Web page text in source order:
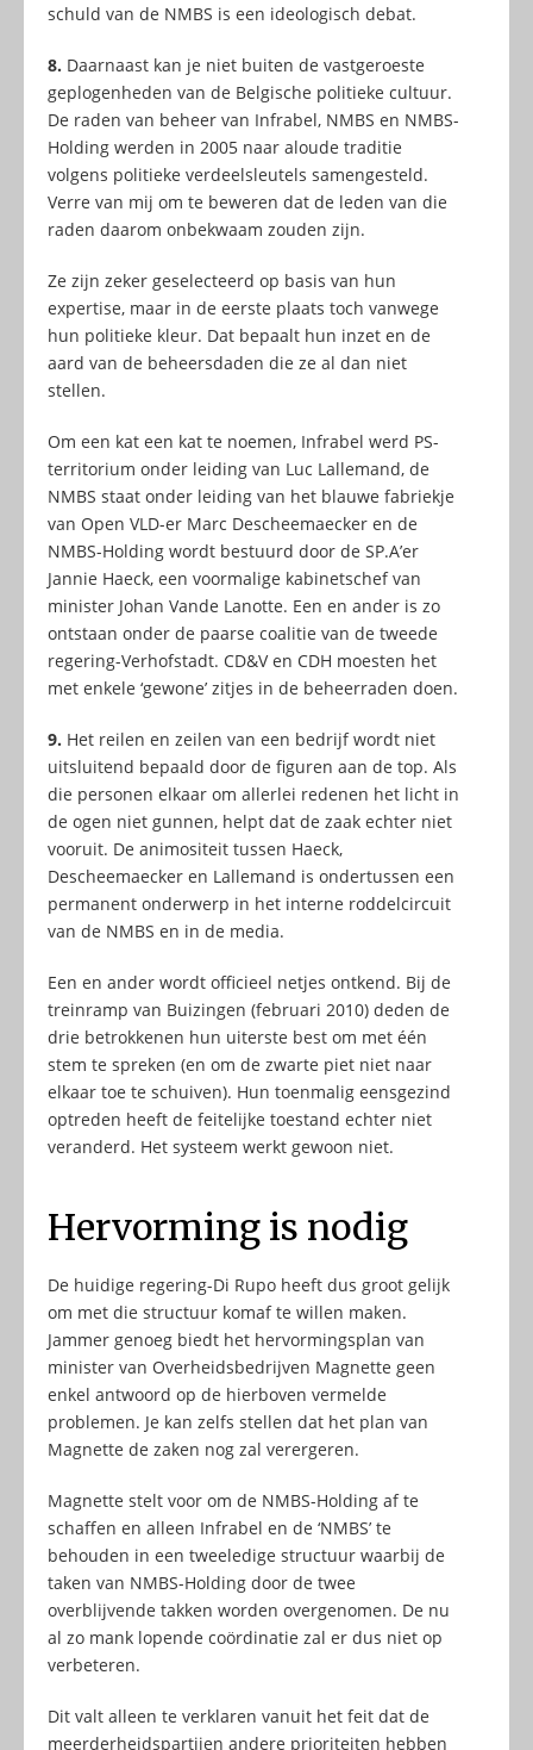
schuld van de NMBS is een ideologisch debat.
8. Daarnaast kan je niet buiten de vastgeroeste
geplogenheden van de Belgische politieke cultuur.
De raden van beheer van Infrabel, NMBS en NMBS-
Holding werden in 2005 naar aloude traditie
volgens politieke verdeelsleutels samengesteld.
Verre van mij om te beweren dat de leden van die
raden daarom onbekwaam zouden zijn.
Ze zijn zeker geselecteerd op basis van hun
expertise, maar in de eerste plaats toch vanwege
hun politieke kleur. Dat bepaalt hun inzet en de
aard van de beheersdaden die ze al dan niet
stellen.
Om een kat een kat te noemen, Infrabel werd PS-
territorium onder leiding van Luc Lallemand, de
NMBS staat onder leiding van het blauwe fabriekje
van Open VLD-er Marc Descheemaecker en de
NMBS-Holding wordt bestuurd door de SP.A’er
Jannie Haeck, een voormalige kabinetschef van
minister Johan Vande Lanotte. Een en ander is zo
ontstaan onder de paarse coalitie van de tweede
regering-Verhofstadt. CD&V en CDH moesten het
met enkele ‘gewone’ zitjes in de beheerraden doen.
9. Het reilen en zeilen van een bedrijf wordt niet
uitsluitend bepaald door de figuren aan de top. Als
die personen elkaar om allerlei redenen het licht in
de ogen niet gunnen, helpt dat de zaak echter niet
vooruit. De animositeit tussen Haeck,
Descheemaecker en Lallemand is ondertussen een
permanent onderwerp in het interne roddelcircuit
van de NMBS en in de media.
Een en ander wordt officieel netjes ontkend. Bij de
treinramp van Buizingen (februari 2010) deden de
drie betrokkenen hun uiterste best om met één
stem te spreken (en om de zwarte piet niet naar
elkaar toe te schuiven). Hun toenmalig eensgezind
optreden heeft de feitelijke toestand echter niet
veranderd. Het systeem werkt gewoon niet.
Hervorming is nodig
De huidige regering-Di Rupo heeft dus groot gelijk
om met die structuur komaf te willen maken.
Jammer genoeg biedt het hervormingsplan van
minister van Overheidsbedrijven Magnette geen
enkel antwoord op de hierboven vermelde
problemen. Je kan zelfs stellen dat het plan van
Magnette de zaken nog zal verergeren.
Magnette stelt voor om de NMBS-Holding af te
schaffen en alleen Infrabel en de ‘NMBS’ te
behouden in een tweeledige structuur waarbij de
taken van NMBS-Holding door de twee
overblijvende takken worden overgenomen. De nu
al zo mank lopende coördinatie zal er dus niet op
verbeteren.
Dit valt alleen te verklaren vanuit het feit dat de
meerderheidspartijen andere prioriteiten hebben